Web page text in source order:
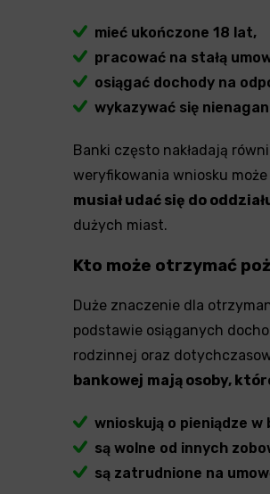
mieć ukończone 18 lat,
pracować na stałą
osiągać dochody na
wykazywać się
Banki często nakładają
weryfikowania wniosku
musiał udać się do
dużych miast.
Kto może otrzymać
Duże znaczenie dla
podstawie osiąganych
rodzinnej oraz
bankowej mają osoby,
wnioskują o pieniądze
są wolne od innych
są zatrudnione na